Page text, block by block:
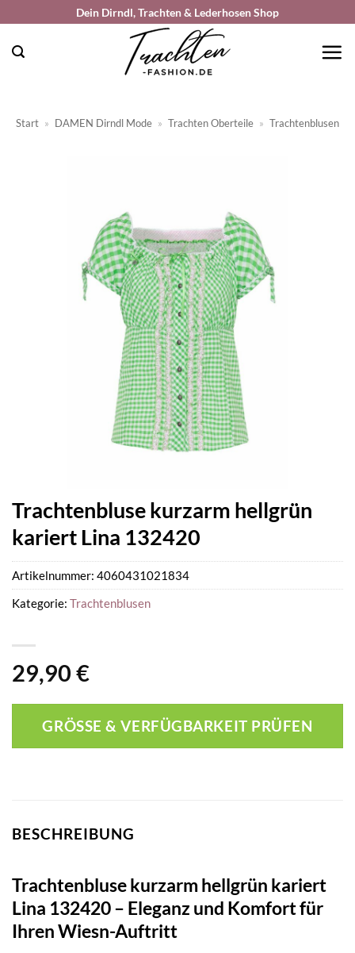
springen
Dein Dirndl, Trachten & Lederhosen Shop
Start » DAMEN Dirndl Mode » Trachten Oberteile » Trachtenblusen
Trachtenbluse kurzarm hellgrün
kariert Lina 132420
29,90 €
GRÖSSE & VERFÜGBARKEIT PRÜFEN
Artikelnummer: 4060431021834
Kategorie: Trachtenblusen
BESCHREIBUNG
Trachtenbluse kurzarm hellgrün kariert
Lina 132420 – Eleganz und Komfort für
Ihren Wiesn-Auftritt